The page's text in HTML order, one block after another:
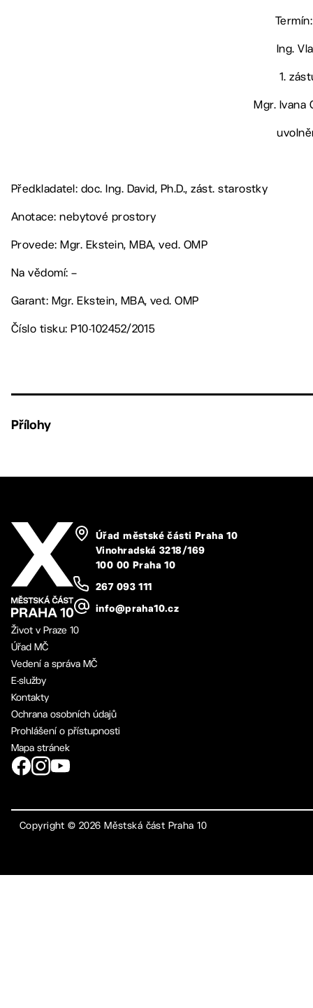
Ing.
1.
Mgr. Ivana
Předkladatel: doc. Ing. David, Ph.D., zást. starostky
Anotace: nebytové prostory
Provede: Mgr. Ekstein, MBA, ved. OMP
Na vědomí: –
Garant: Mgr. Ekstein, MBA, ved. OMP
Číslo tisku: P10-102452/2015
Přílohy
Úřad městské části Praha 10
Vinohradská 3218/169
100 00 Praha 10
267 093 111
info@praha10.cz
Život v Praze 10
Úřad MČ
Vedení a správa MČ
E-služby
Kontakty
Ochrana osobních údajů
Prohlášení o přístupnosti
Mapa stránek
Copyright ©2026 Městská část Praha 10